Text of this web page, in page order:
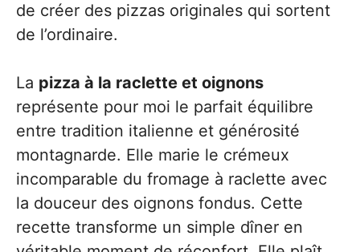
de créer des pizzas originales qui sortent
de l’ordinaire.
La pizza à la raclette et oignons
représente pour moi le parfait équilibre
entre tradition italienne et générosité
montagnarde. Elle marie le crémeux
incomparable du fromage à raclette avec
la douceur des oignons fondus. Cette
recette transforme un simple dîner en